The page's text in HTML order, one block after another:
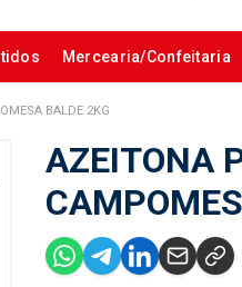
Mercearia/Confeitaria
BALDE 2KG
AZEITONA